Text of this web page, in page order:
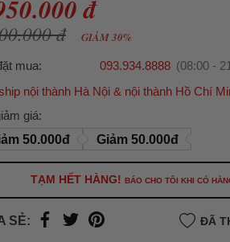
đ
đ GIẢM 30%
mua: 093.934.8888 (08:00 -
nội thành Hà Nội & nội thành Hồ Chí
Ưu đãi dành cho bạn
Miễn phí giao hàng30.000đcho đơn hàng từ
Hồ Chí Minh).
thành
Hồ Chí Minh
trong ngày hoặc Đơn hàng giao hỏa tốc
giá:
50.000đ
Giảm 50.000đ
TẠM HẾT HÀNG! BÁO CHO TÔI KHI CÓ
SẺ: ĐÃ